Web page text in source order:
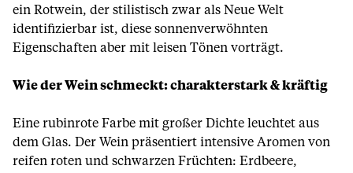
ein Rotwein, der stilistisch zwar als Neue Welt
identifizierbar ist, diese sonnenverwöhnten
Eigenschaften aber mit leisen Tönen vorträgt.
Wie der Wein schmeckt: charakterstark & kräftig
Eine rubinrote Farbe mit großer Dichte leuchtet aus
dem Glas. Der Wein präsentiert intensive Aromen von
reifen roten und schwarzen Früchten: Erdbeere,